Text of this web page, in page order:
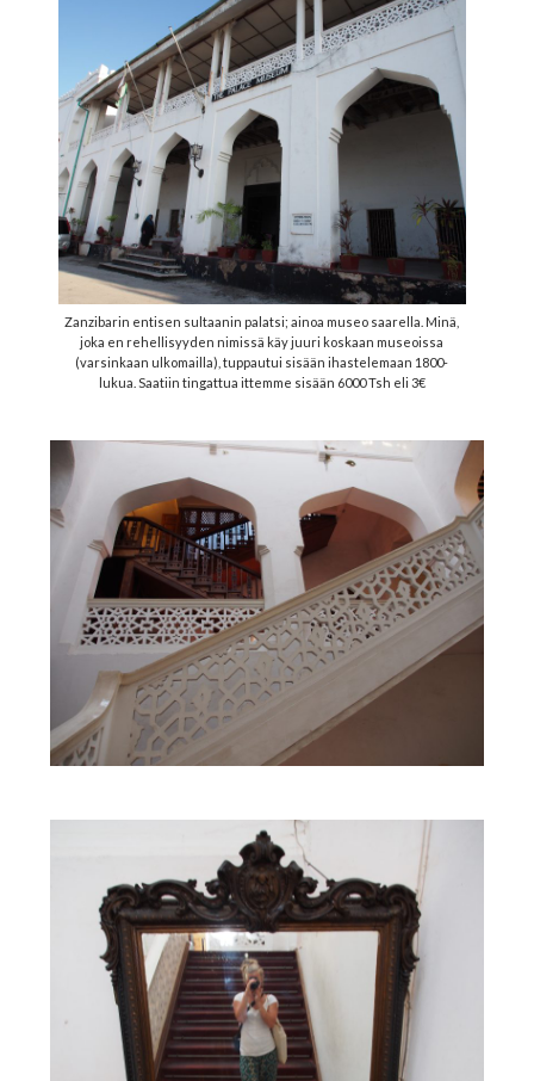
Zanzibarin entisen sultaanin palatsi; ainoa museo saarella. Minä,
joka en rehellisyyden nimissä käy juuri koskaan museoissa
(varsinkaan ulkomailla), tuppautui sisään ihastelemaan 1800-
lukua. Saatiin tingattua ittemme sisään 6000 Tsh eli 3€